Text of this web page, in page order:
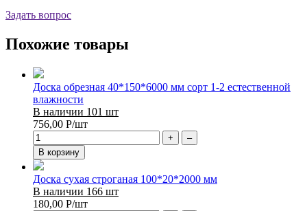
Задать вопрос
Похожие товары
Доска обрезная 40*150*6000 мм сорт 1-2 естественной
влажности
В наличии 101 шт
756,00 Р/шт
+
–
В корзину
Доска сухая строганая 100*20*2000 мм
В наличии 166 шт
180,00 Р/шт